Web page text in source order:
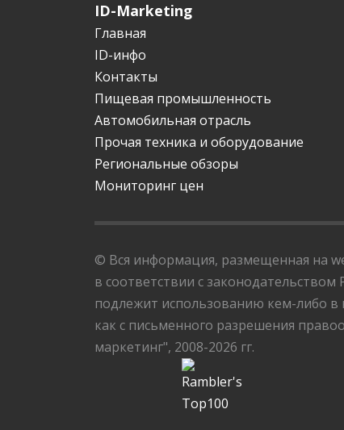
ID-Marketing
Главная
ID-инфо
Контакты
Пищевая промышленность
Автомобильная отрасль
Прочая техника и оборудование
Региональные обзоры
Мониторинг цен
© Вся информация, размещенная на
в соответствии с
подлежит использованию кем-либо в
как с письменного разрешения
маркетинг", 2008-2026 гг.